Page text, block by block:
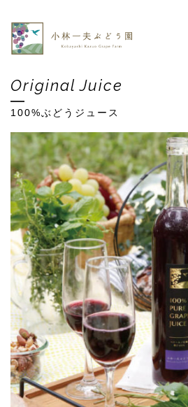
Original Juice
100%ぶどうジュース